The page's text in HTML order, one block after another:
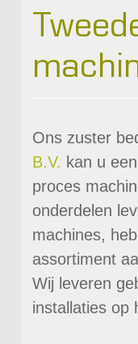
Ons zuster
B.V. kan u
proces
onderdelen
machines,
assortiment
Wij leveren
installaties op